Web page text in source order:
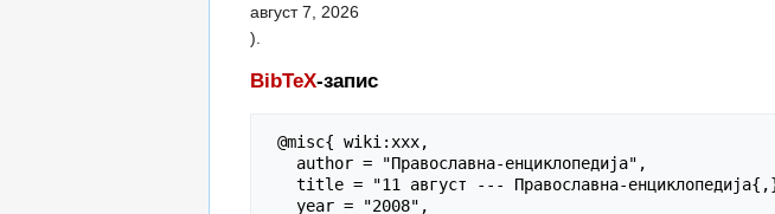
август 7, 2026
).
BibTeX-запис